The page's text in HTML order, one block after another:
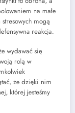
na małe
mogą
reakcja.
wydawać się
rolą w
że dzięki nim
której jesteśmy